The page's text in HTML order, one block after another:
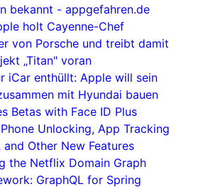
bekannt - appgefahren.de
holt Cayenne-Chef
von Porsche und treibt damit
„Titan" voran
iCar enthüllt: Apple will sein
mit Hyundai bauen
Betas with Face ID Plus
Unlocking, App Tracking
and Other New Features
the Netflix Domain Graph
GraphQL for Spring